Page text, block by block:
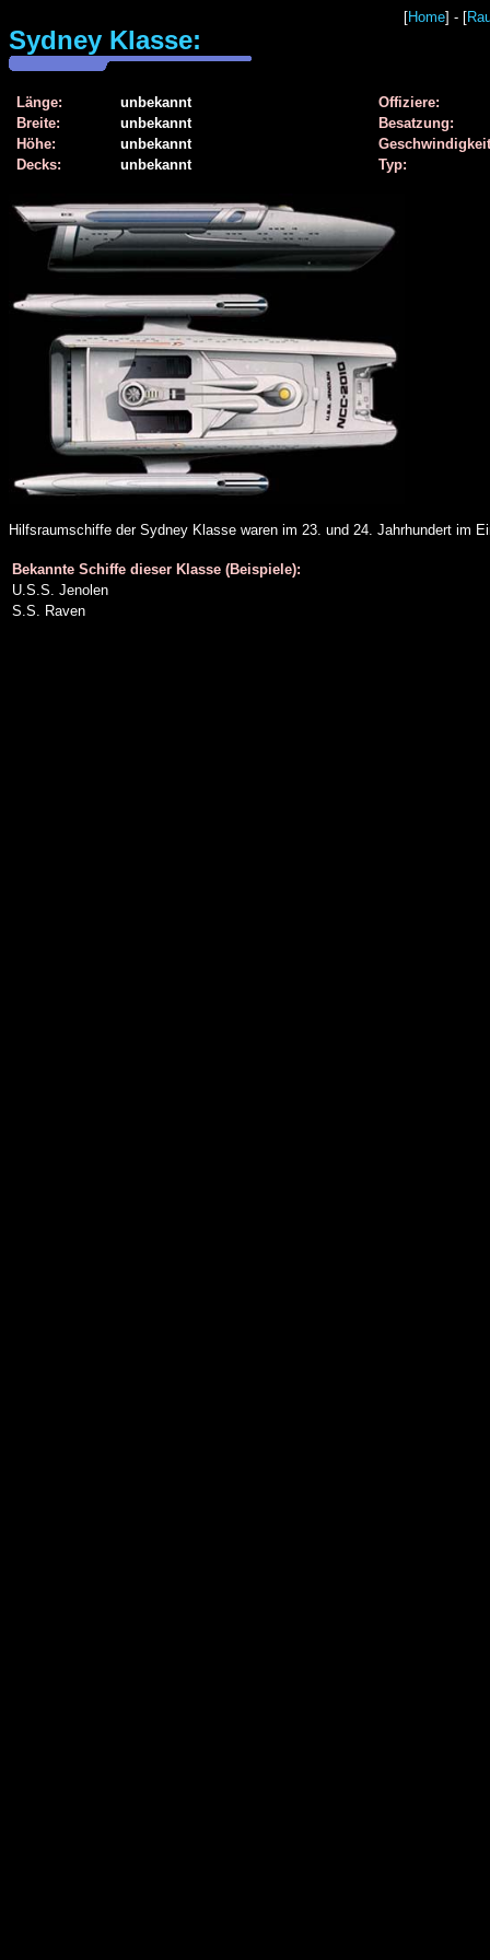
[Home] - [
Sydney Klasse:
Länge: unbekannt
Offiziere:
Breite:
unbekannt
Besatzung:
Höhe:
unbekannt
Decks:
unbekannt Typ:
Hilfsraumschiffe der Sydney Klasse waren im 23. und 24. Jahrhundert im
Bekannte Schiffe dieser Klasse (Beispiele):
U.S.S. Jenolen
S.S. Raven